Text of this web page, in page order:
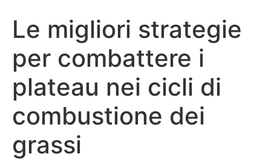
Le migliori strategie
per combattere i
plateau nei cicli di
combustione dei
grassi